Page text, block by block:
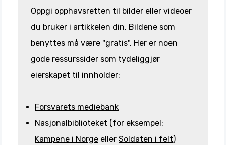
Oppgi opphavsretten til bilder eller videoer
du bruker i artikkelen din. Bildene som
benyttes må være "gratis". Her er noen
gode ressurssider som tydeliggjør
eierskapet til innholder:
Forsvarets mediebank
Nasjonalbiblioteket (for eksempel:
Kampene i Norge eller Soldaten i felt)